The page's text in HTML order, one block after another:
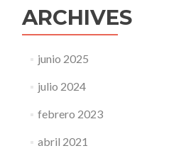
ARCHIVES
junio 2025
julio 2024
febrero 2023
abril 2021